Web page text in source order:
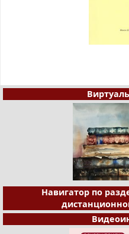
Навигатор по